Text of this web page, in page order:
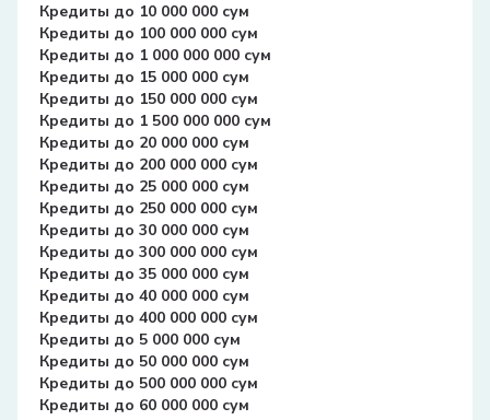
Кредиты до 10 000 000 сум
Кредиты до 100 000 000 сум
Кредиты до 1 000 000 000 сум
Кредиты до 15 000 000 сум
Кредиты до 150 000 000 сум
Кредиты до 1 500 000 000 сум
Кредиты до 20 000 000 сум
Кредиты до 200 000 000 сум
Кредиты до 25 000 000 сум
Кредиты до 250 000 000 сум
Кредиты до 30 000 000 сум
Кредиты до 300 000 000 сум
Кредиты до 35 000 000 сум
Кредиты до 40 000 000 сум
Кредиты до 400 000 000 сум
Кредиты до 5 000 000 сум
Кредиты до 50 000 000 сум
Кредиты до 500 000 000 сум
Кредиты до 60 000 000 сум